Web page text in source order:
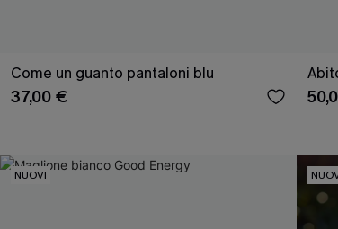
Come un guanto pantaloni blu
37,00 €
NUOVI